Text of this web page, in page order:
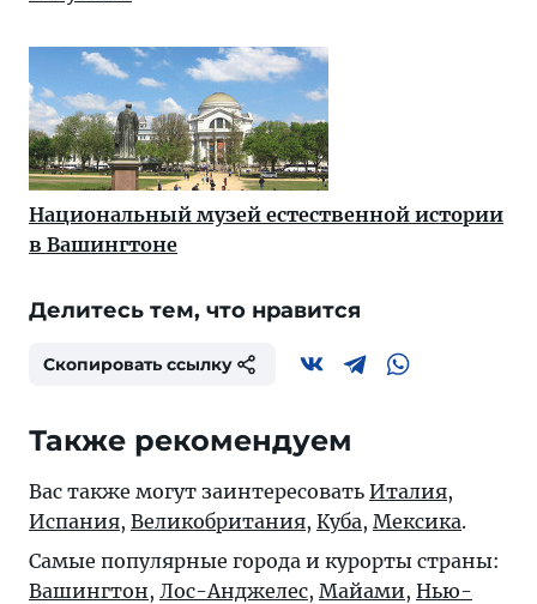
Национальный музей естественной истории
в Вашингтоне
Делитесь тем, что нравится
Скопировать ссылку
Также рекомендуем
Вас также могут заинтересовать Италия,
Испания, Великобритания, Куба, Мексика.
Самые популярные города и курорты страны:
Вашингтон, Лос-Анджелес, Майами, Нью-